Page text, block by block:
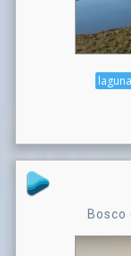
laguna
Bosco